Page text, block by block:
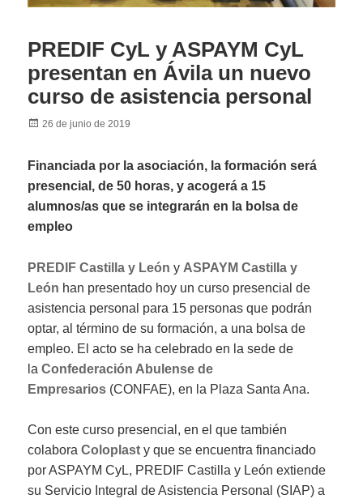
PREDIF CyL y ASPAYM CyL
presentan en Ávila un nuevo
curso de asistencia personal
Posted
26 de junio de 2019
Financiada por la asociación, la formación será
presencial, de 50 horas, y acogerá a 15
alumnos/as que se integrarán en la bolsa de
empleo
PREDIF Castilla y Leóny ASPAYM Castilla y
León han presentado hoy un curso presencial de
asistencia personal para 15 personas que podrán
optar, al término de su formación, a una bolsa de
empleo. El acto se ha celebrado en la sede de
laConfederación Abulense de
Empresarios (CONFAE), en la Plaza Santa Ana.
Con este curso presencial, en el que también
colaboraColoplast y que se encuentra financiado
por ASPAYM CyL, PREDIF Castilla y León extiende
su Servicio Integral de Asistencia Personal (SIAP) a